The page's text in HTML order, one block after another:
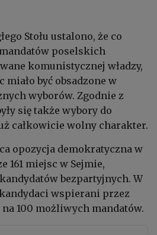
Stołu ustalono, że co
poselskich
komunistycznej władzy,
miało być obsadzone w
wyborów. Zgodnie z
się także wybory do
całkowicie wolny charakter.
opozycja demokratyczna w
161 miejsc w Sejmie,
bezpartyjnych. W
wspierani przez
100 możliwych mandatów.